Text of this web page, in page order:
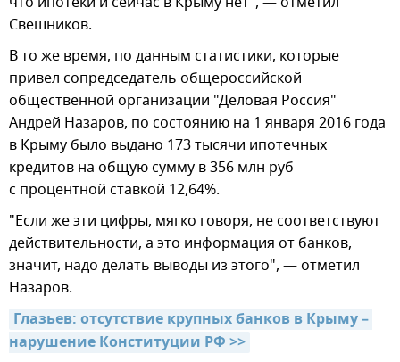
Свешников.
В то же время, по данным статистики, которые
привел сопредседатель общероссийской
общественной организации "Деловая Россия"
Андрей Назаров, по состоянию на 1 января 2016 года
в Крыму было выдано 173 тысячи ипотечных
кредитов на общую сумму в 356 млн руб
с процентной ставкой 12,64%.
"Если же эти цифры, мягко говоря, не соответствуют
действительности, а это информация от банков,
значит, надо делать выводы из этого", — отметил
Назаров.
Глазьев: отсутствие крупных банков в Крыму –
нарушение Конституции РФ >>